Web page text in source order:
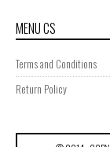
MENU CS
Terms and Conditions
Return Policy